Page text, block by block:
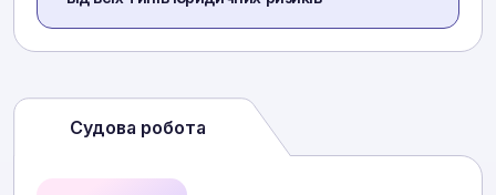
Судова робота